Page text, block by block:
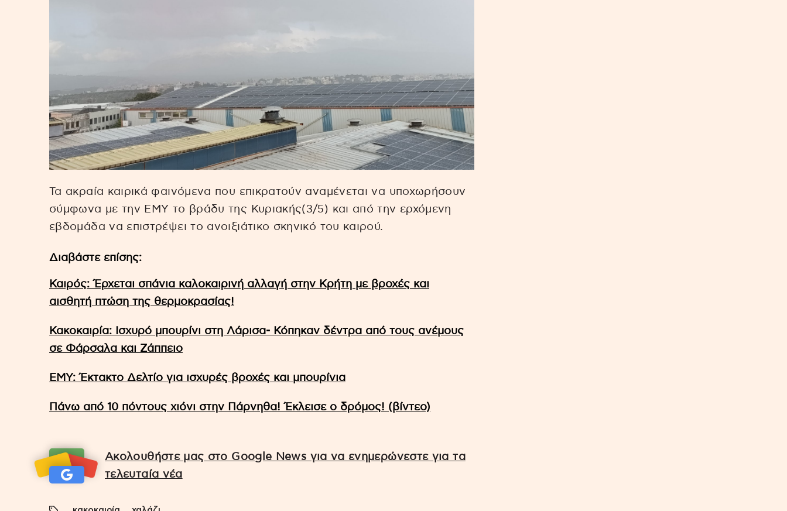
Τα ακραία καιρικά φαινόμενα που επικρατούν αναμένεται να υποχωρήσουν
σύμφωνα με την ΕΜΥ το βράδυ της Κυριακής(3/5) και από την ερχόμενη
εβδομάδα να επιστρέψει το ανοιξιάτικο σκηνικό του καιρού.
Διαβάστε επίσης:
Καιρός: Έρχεται σπάνια καλοκαιρινή αλλαγή στην Κρήτη με βροχές και
αισθητή πτώση της θερμοκρασίας!
Κακοκαιρία: Ισχυρό μπουρίνι στη Λάρισα- Κόπηκαν δέντρα από τους ανέμους
σε Φάρσαλα και Ζάππειο
ΕΜΥ: Έκτακτο Δελτίο για ισχυρές βροχές και μπουρίνια
Πάνω από 10 πόντους χιόνι στην Πάρνηθα! Έκλεισε ο δρόμος! (βίντεο)
Ακολουθήστε μας στο Google News για να ενημερώνεστε για τα
τελευταία νέα